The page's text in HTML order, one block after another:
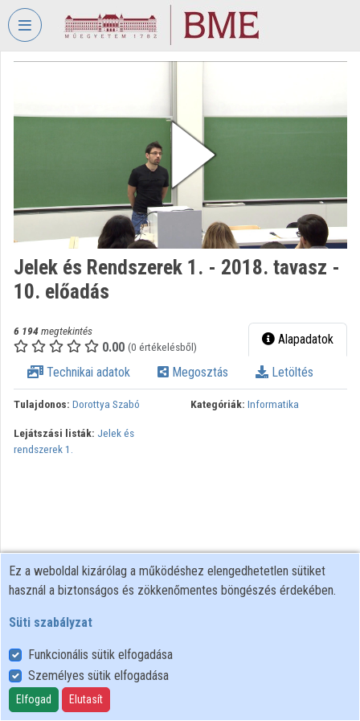
Fejléc kihagyása Menü kihagyása Tartalom kihagyása
BUDAPESTI
GAZDASÁGTUDOMÁNYI
Intézményi kezdőlap
Intézményi felfedezés
Kategóriák
Intézmények
Közreműködők
Jelek és Rendszerek 1. - 2018. tavasz -
10. előadás
6 194megtekintés
0.00 (0 értékelésből) Alapadatok
Technikai adatok Megosztás Letöltés
Tulajdonos: Dorottya Szabó Kategóriák: Informatika
Lejátszási listák: Jelek és
rendszerek 1.
Felhasználói szabályzat
Adatkezelési tájékoztató
Süti szabályzat
Ez a weboldal kizárólag a működéshez elengedhetetlen sütiket
használ a biztonságos és zökkenőmentes böngészés érdekében.
Süti szabályzat
Funkcionális sütik elfogadása
Személyes sütik elfogadása
Elfogad Elutasít